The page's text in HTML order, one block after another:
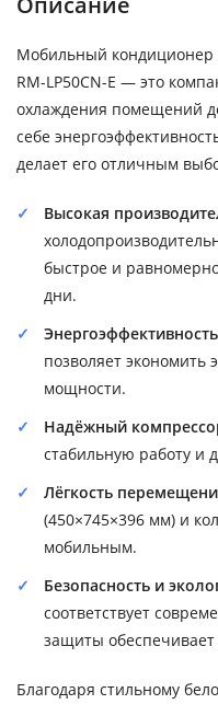
Мобильный кондиционер
RM-LP50CN-E — это
охлаждения помещений
себе
делает его отличным
Высокая
быстрое и
дни.
позволяет экономить
мощности.
Надёжный
стабильную работу и
Лёгкость
(450×745×396 мм) и
мобильным.
Безопасность и
соответствует
защиты
Благодаря стильному